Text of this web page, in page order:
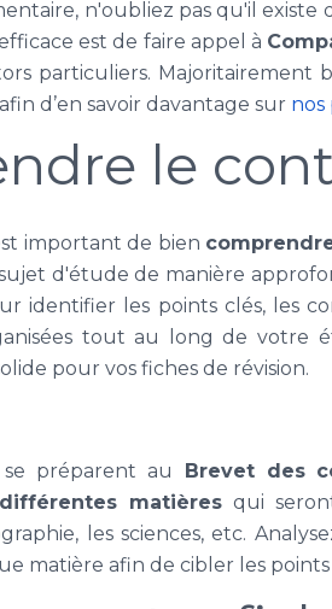
n'oubliez pas qu'il existe
est de faire appel à
particuliers. Majoritairement
d’en savoir davantage sur nos
le
important de bien
d'étude de manière
identifier les points clés, les
tout au long de votre
pour vos fiches de révision.
préparent au Brevet des
différentes matièresqui
les sciences, etc.
matière afin de cibler les points